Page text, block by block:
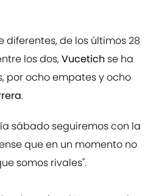
diferentes, de los últimos 28
los dos,Vucetich se ha
por ocho empates y ocho
.
sábado seguiremos con la
que en un momento no
somos rivales".